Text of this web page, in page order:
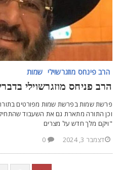
הרב פינחס מוזגרשוילי שמות
פניחס מוזגרשוילי
שמות בפרשת שמות מפורטים בתורה
התורה מתארת גם את השעבוד שהתחיל
מלך חדש על מצרים
דצמבר 3, 2024
0